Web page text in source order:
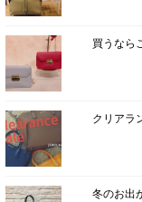
買うなら
クリアラ
冬のお出